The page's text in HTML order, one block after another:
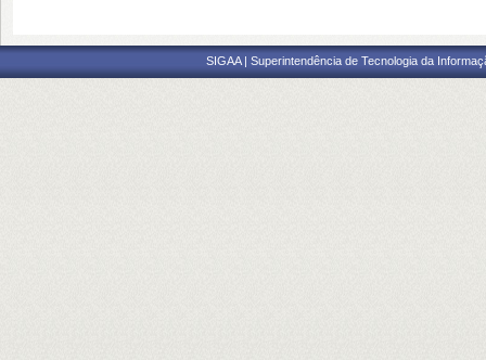
SIGAA | Superintendência de Tecnologia da